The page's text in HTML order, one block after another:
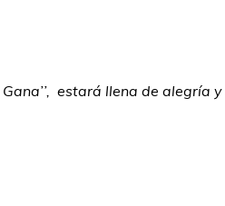
estará llena de alegría y